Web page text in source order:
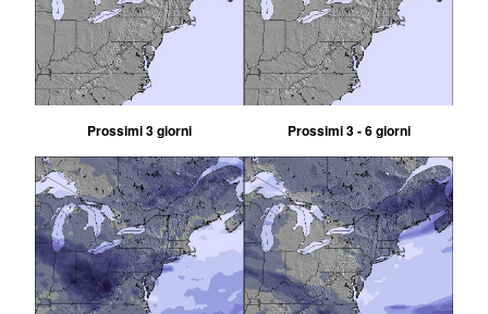
Prossimi 3 giorni Prossimi 3 - 6 giorni